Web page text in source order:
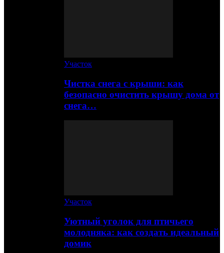
Участок
Чистка снега с крыши: как
безопасно очистить крышу дома от
снега…
Участок
Уютный уголок для птичьего
молодняка: как создать идеальный
домик